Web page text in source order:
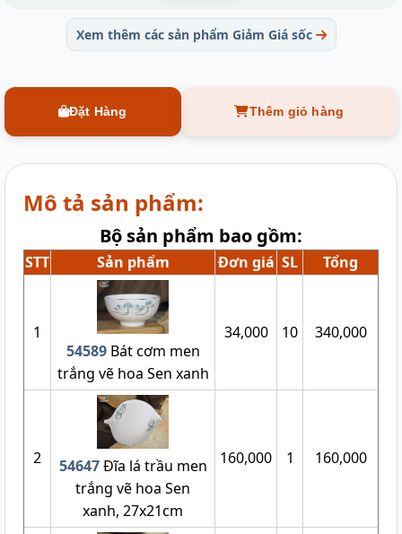
Xem thêm các sản phẩm Giảm Giá sốc
Đặt Hàng Thêm giỏ hàng
Mô tả sản phẩm:
Bộ sản phẩm bao gồm:
STT Sản phẩm Đơn giá SL Tổng
1
54589Bát cơm men
trắng vẽ hoa Sen xanh
34,000 10 340,000
2 54647Đĩa lá trầu men
trắng vẽ hoa Sen
xanh, 27x21cm
160,000 1 160,000